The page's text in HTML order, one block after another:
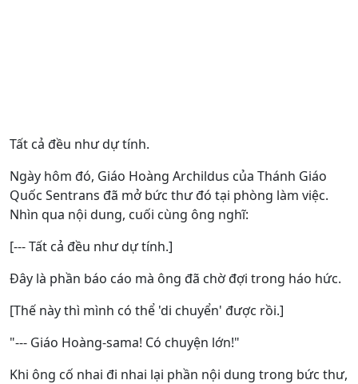
Tất cả đều như dự tính.
Ngày hôm đó, Giáo Hoàng Archildus của Thánh Giáo
Quốc Sentrans đã mở bức thư đó tại phòng làm việc.
Nhìn qua nội dung, cuối cùng ông nghĩ:
[--- Tất cả đều như dự tính.]
Đây là phần báo cáo mà ông đã chờ đợi trong háo hức.
[Thế này thì mình có thể 'di chuyển' được rồi.]
"--- Giáo Hoàng-sama! Có chuyện lớn!"
Khi ông cố nhai đi nhai lại phần nội dung trong bức thư,